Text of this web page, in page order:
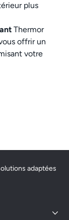
plus
Thermor
offrir un
votre
adaptées